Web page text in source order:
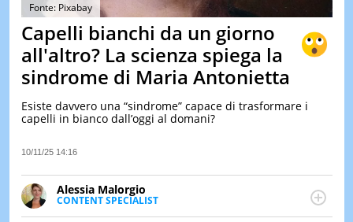
TEST
&
DI
IERI
Fonte: Pixabay
Capelli bianchi da un giorno
all'altro? La scienza spiega la
sindrome di Maria Antonietta
Esiste davvero una “sindrome” capace di trasformare i
capelli in bianco dall’oggi al domani?
10/11/25 14:16
Alessia Malorgio
CONTENT SPECIALIST
Ha conseguito un Master in Marketing Management